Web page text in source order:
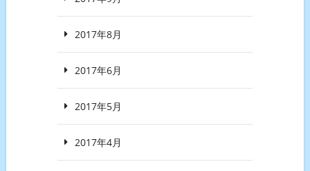
2017年8月
2017年6月
2017年5月
2017年4月